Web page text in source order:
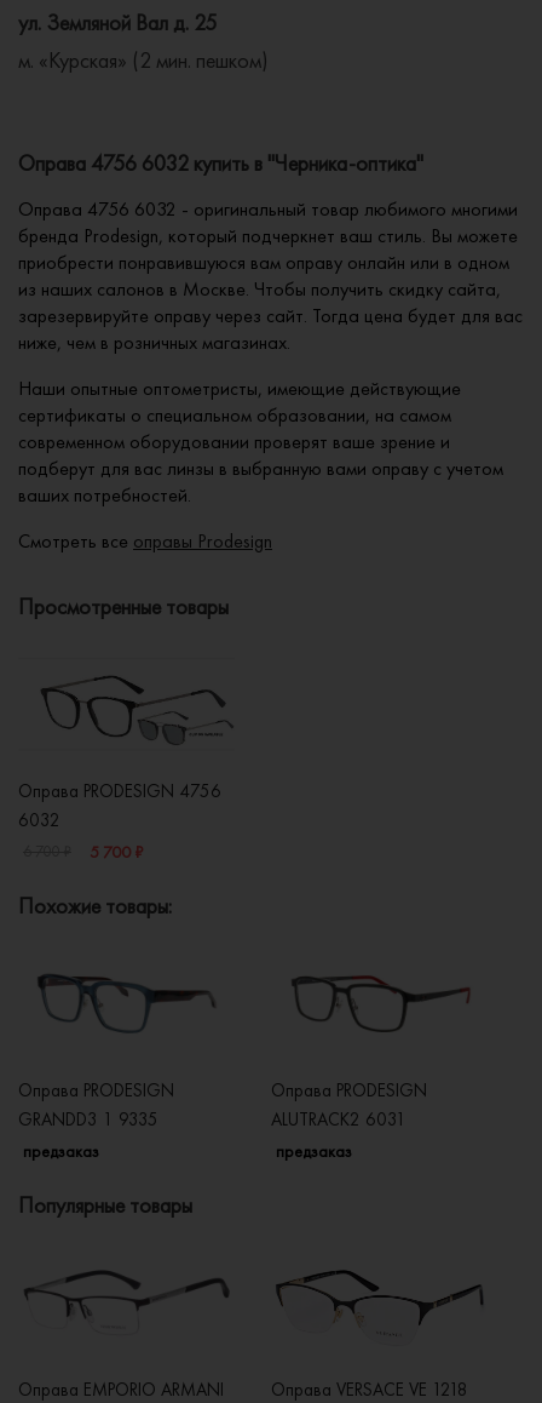
ул. Земляной Вал д. 25
м. «Курская» (2 мин. пешком)
Оправа 4756 6032 купить в "Черника-оптика"
Оправа 4756 6032 - оригинальный товар любимого многими
бренда Prodesign, который подчеркнет ваш стиль. Вы можете
приобрести понравившуюся вам оправу онлайн или в одном
из наших салонов в Москве. Чтобы получить скидку сайта,
зарезервируйте оправу через сайт. Тогда цена будет для вас
ниже, чем в розничных магазинах.
Наши опытные оптометристы, имеющие действующие
сертификаты о специальном образовании, на самом
современном оборудовании проверят ваше зрение и
подберут для вас линзы в выбранную вами оправу с учетом
ваших потребностей.
Смотреть все оправы Prodesign
Просмотренные товары
Оправа PRODESIGN 4756
6032
5 700 ₽
Похожие товары:
Оправа PRODESIGN
GRANDD3 1 9335
предзаказ
Оправа PRODESIGN
ALUTRACK2 6031
предзаказ
Популярные товары
Оправа EMPORIO ARMANI
Оправа VERSACE VE 1218